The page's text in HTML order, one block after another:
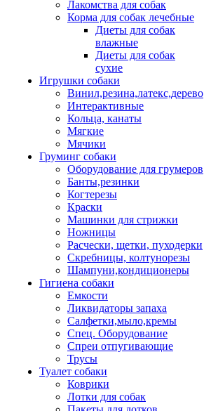
Лакомства для собак
Корма для собак лечебные
Диеты для собак
влажные
Диеты для собак
сухие
Игрушки собаки
Винил,резина,латекс,дерево
Интерактивные
Кольца, канаты
Мягкие
Мячики
Груминг собаки
Оборудование для грумеров
Банты,резинки
Когтерезы
Краски
Машинки для стрижки
Ножницы
Расчески, щетки, пуходерки
Скребницы, колтунорезы
Шампуни,кондиционеры
Гигиена собаки
Емкости
Ликвидаторы запаха
Салфетки,мыло,кремы
Спец. Оборудование
Спреи отпугивающие
Трусы
Туалет собаки
Коврики
Лотки для собак